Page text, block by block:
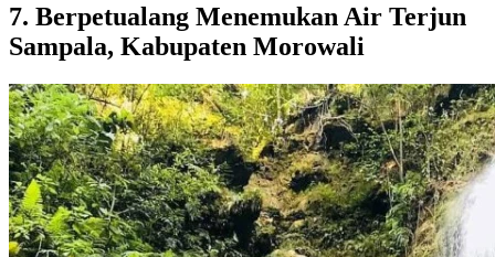
7. Berpetualang Menemukan Air Terjun
Sampala, Kabupaten Morowali